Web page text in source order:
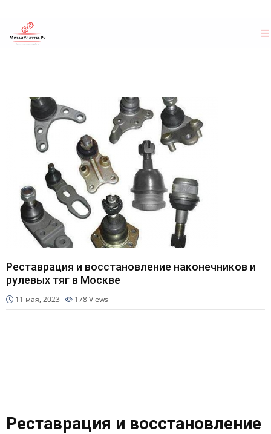
Реставрация и восстановление наконечников и
рулевых тяг в Москве
11 мая, 2023 178Views
Реставрация и восстановление